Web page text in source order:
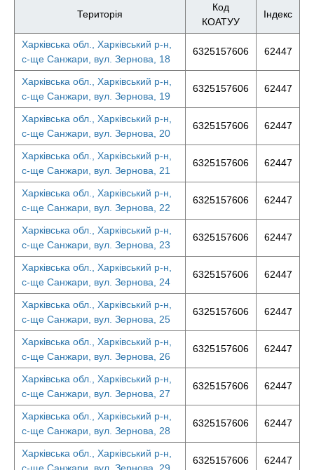
Територія
Код
КОАТУУ
Індекс
Харківська обл., Харківський р-н,
с-ще Санжари, вул. Зернова, 18
6325157606 62447
Харківська обл., Харківський р-н,
с-ще Санжари, вул. Зернова, 19
6325157606 62447
Харківська обл., Харківський р-н,
с-ще Санжари, вул. Зернова, 20
6325157606 62447
Харківська обл., Харківський р-н,
с-ще Санжари, вул. Зернова, 21
6325157606 62447
Харківська обл., Харківський р-н,
с-ще Санжари, вул. Зернова, 22
6325157606 62447
Харківська обл., Харківський р-н,
с-ще Санжари, вул. Зернова, 23
6325157606 62447
Харківська обл., Харківський р-н,
с-ще Санжари, вул. Зернова, 24
6325157606 62447
Харківська обл., Харківський р-н,
с-ще Санжари, вул. Зернова, 25
6325157606 62447
Харківська обл., Харківський р-н,
с-ще Санжари, вул. Зернова, 26
6325157606 62447
Харківська обл., Харківський р-н,
с-ще Санжари, вул. Зернова, 27
6325157606 62447
Харківська обл., Харківський р-н,
с-ще Санжари, вул. Зернова, 28
6325157606 62447
Харківська обл., Харківський р-н,
6325157606 62447